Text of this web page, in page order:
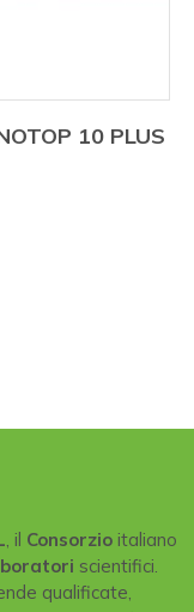
10 PLUS
, il Consorzioitaliano
scientifici.
qualificate,